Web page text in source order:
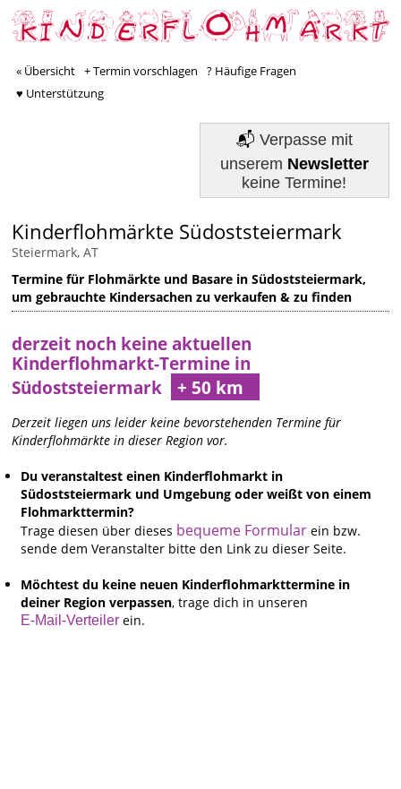
« Übersicht + Termin vorschlagen
? Häufige Fragen
♥ Unterstützung
📬 Verpasse mit
unserem Newsletter
keine Termine!
Kinderflohmärkte Südoststeiermark
Steiermark, AT
Termine für Flohmärkte und Basare in Südoststeiermark,
um gebrauchte Kindersachen zu verkaufen & zu finden
derzeit noch keine aktuellen
Kinderflohmarkt-Termine in
Südoststeiermark
Derzeit liegen uns leider keine bevorstehenden Termine für
Kinderflohmärkte in dieser Region vor.
Du veranstaltest einen Kinderflohmarkt in
Südoststeiermark und Umgebung oder weißt von einem
Flohmarkttermin?
Trage diesen über dieses bequeme Formular ein bzw.
sende dem Veranstalter bitte den Link zu dieser Seite.
Möchtest du keine neuen Kinderflohmarkttermine in
deiner Region verpassen, trage dich in unseren
E-Mail-Verteiler ein.